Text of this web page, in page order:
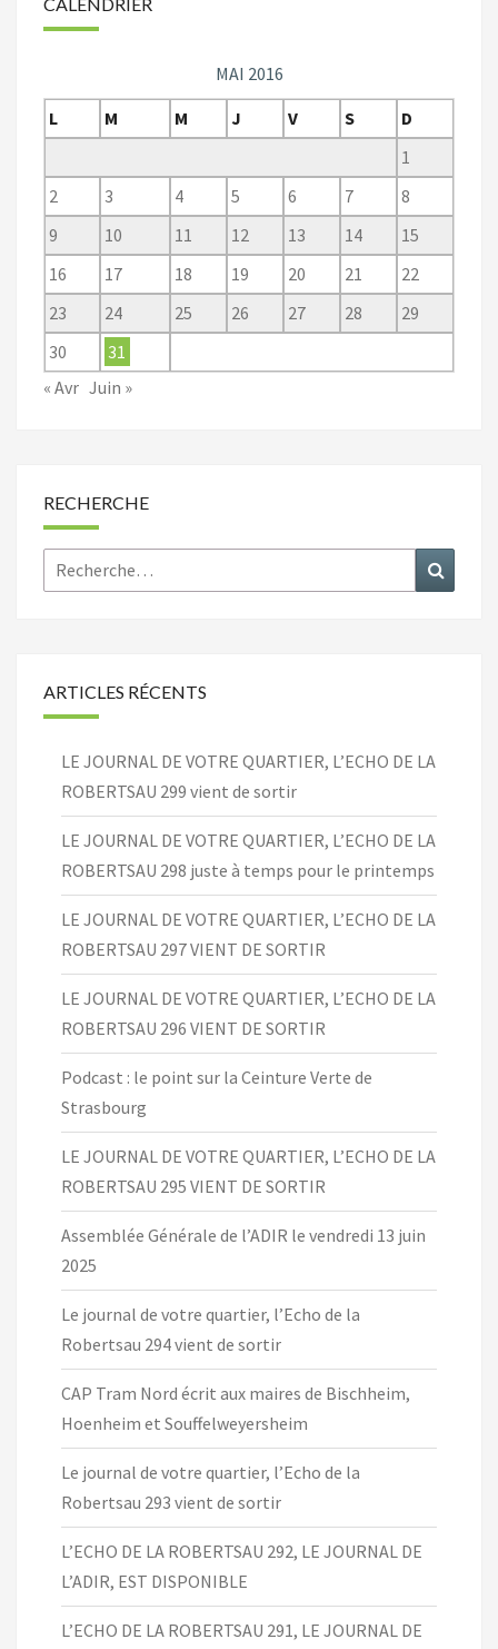
MAI 2016
L
M M J V S
D
1
2
3 4 5 6 7
8
9
10 11 12 13 14
15
16
17 18 19 20 21
22
23
24 25 26 27 28
29
30
31
« Avr Juin »
RECHERCHE
Rechercher :
ARTICLES RÉCENTS
LE JOURNAL DE VOTRE QUARTIER, L’ECHO DE LA
ROBERTSAU 299 vient de sortir
LE JOURNAL DE VOTRE QUARTIER, L’ECHO DE LA
ROBERTSAU 298 juste à temps pour le printemps
LE JOURNAL DE VOTRE QUARTIER, L’ECHO DE LA
ROBERTSAU 297 VIENT DE SORTIR
LE JOURNAL DE VOTRE QUARTIER, L’ECHO DE LA
ROBERTSAU 296 VIENT DE SORTIR
Podcast : le point sur la Ceinture Verte de
Strasbourg
LE JOURNAL DE VOTRE QUARTIER, L’ECHO DE LA
ROBERTSAU 295 VIENT DE SORTIR
Assemblée Générale de l’ADIR le vendredi 13 juin
2025
Le journal de votre quartier, l’Echo de la
Robertsau 294 vient de sortir
CAP Tram Nord écrit aux maires de Bischheim,
Hoenheim et Souffelweyersheim
Le journal de votre quartier, l’Echo de la
Robertsau 293 vient de sortir
L’ECHO DE LA ROBERTSAU 292, LE JOURNAL DE
L’ADIR, EST DISPONIBLE
L’ECHO DE LA ROBERTSAU 291, LE JOURNAL DE